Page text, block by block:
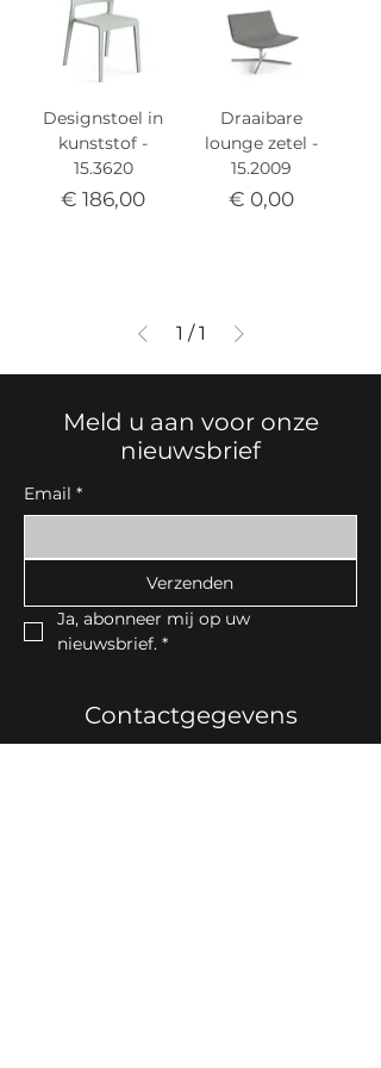
Designstoel in
kunststof -
15.3620
Prijs
€ 186,00
Draaibare
lounge zetel -
15.2009
Prijs
€ 0,00
1 / 1
Meld u aan voor onze
nieuwsbrief
Email *
Verzenden
Ja, abonneer mij op uw
nieuwsbrief. *
Contactgegevens